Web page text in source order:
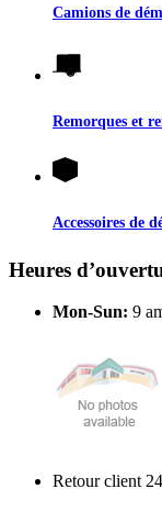
Camions de
Remorques et
Accessoires de
Heures
Mon-Sun: 9
Retour client